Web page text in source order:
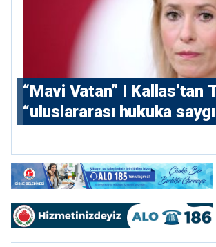
“Mavi Vatan” I Kallas’tan
“uluslararası hukuka